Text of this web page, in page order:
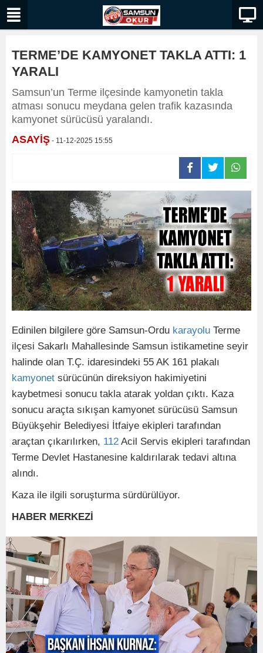
TERME’DE KAMYONET TAKLA ATTI: 1
YARALI
Samsun’un Terme ilçesinde kamyonetin takla
atması sonucu meydana gelen trafik kazasında
kamyonet sürücüsü yaralandı.
ASAYİŞ - 11-12-2025 15:55
Edinilen bilgilere göre Samsun-Ordu karayolu Terme
ilçesi Sakarlı Mahallesinde Samsun istikametine seyir
halinde olan T.Ç. idaresindeki 55 AK 161 plakalı
kamyonet sürücünün direksiyon hakimiyetini
kaybetmesi sonucu takla atarak yoldan çıktı. Kaza
sonucu araçta sıkışan kamyonet sürücüsü Samsun
Büyükşehir Belediyesi İtfaiye ekipleri tarafından
araçtan çıkarılırken, 112 Acil Servis ekipleri tarafından
Terme Devlet Hastanesine kaldırılarak tedavi altına
alındı.
Kaza ile ilgili soruşturma sürdürülüyor.
HABER MERKEZİ